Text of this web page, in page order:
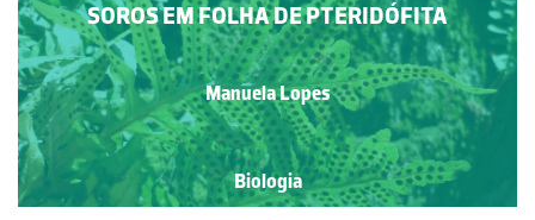
SOROS EM FOLHA DE PTERIDÓFITA
Manuela Lopes
Biologia